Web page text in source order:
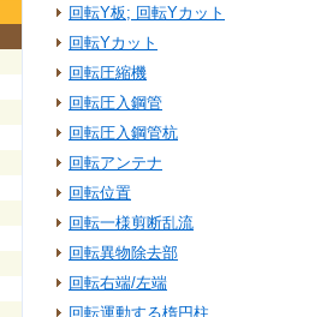
回転Y板; 回転Yカット
回転Yカット
回転圧縮機
回転圧入鋼管
回転圧入鋼管杭
回転アンテナ
回転位置
回転一様剪断乱流
回転異物除去部
回転右端/左端
回転運動する楕円柱